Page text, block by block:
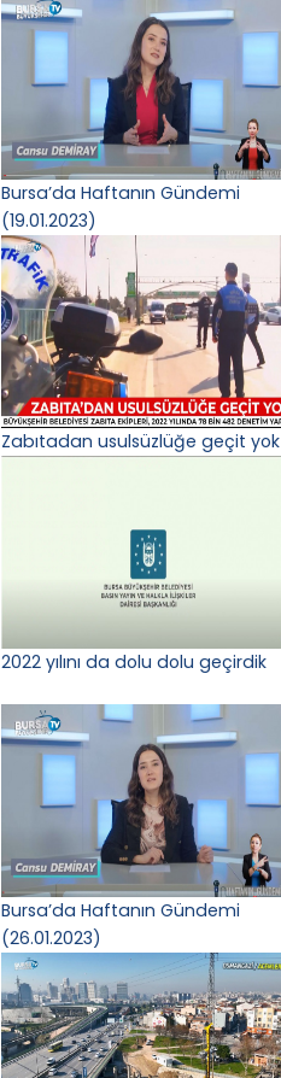
Bursa’da Haftanın Gündemi
(19.01.2023)
Zabıtadan usulsüzlüğe geçit yok
2022 yılını da dolu dolu geçirdik
Bursa’da Haftanın Gündemi
(26.01.2023)